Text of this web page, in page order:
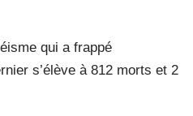
qui a frappé
s’élève à 812 morts et 2